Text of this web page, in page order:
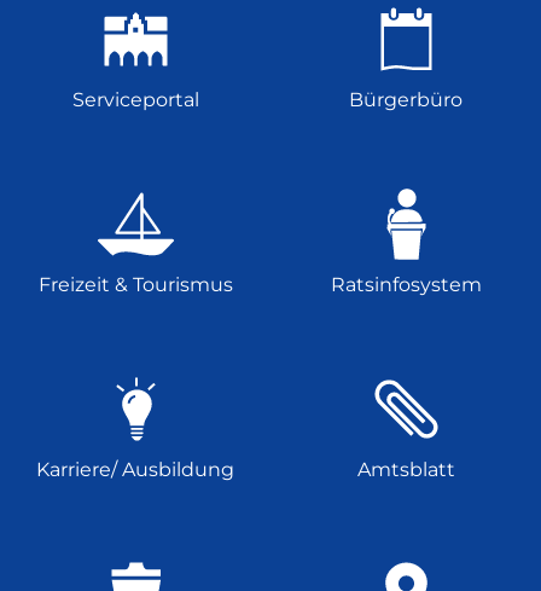
Serviceportal Bürgerbüro
Freizeit & Tourismus Ratsinfosystem
Karriere/ Ausbildung Amtsblatt